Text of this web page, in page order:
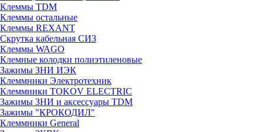
Клеммы TDM
Клеммы остальные
Клеммы REXANT
Скрутка кабельная СИЗ
Клеммы WAGO
Клемные колодки полиэтиленовые
Зажимы ЗНИ ИЭК
Клеммники Электротехник
Клеммники TOKOV ELECTRIC
Зажимы ЗНИ и аксессуары TDM
Зажимы "КРОКОДИЛ"
Клеммники General